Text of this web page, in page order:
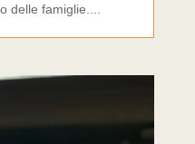
delle famiglie....